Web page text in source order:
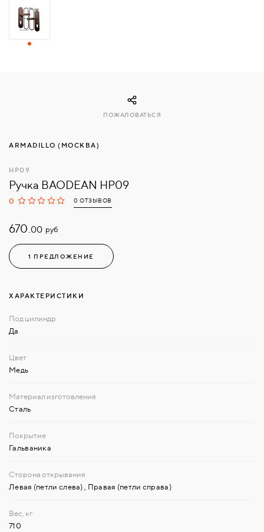
СВЯЗАТЬСЯ
ARMADILLO (МОСКВА)
HP09
Ручка BAODEAN HP09
0 0 ОТЗЫВОВ
670.00 руб
1 ПРЕДЛОЖЕНИЕ
ПОЖАЛОВАТЬСЯ
ХАРАКТЕРИСТИКИ
Да
Медь
Сталь
Гальваника
Левая (петли слева) Правая (петли справа)
710